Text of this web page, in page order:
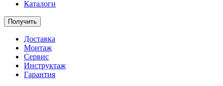
Каталоги
Получить
Доставка
Монтаж
Сервис
Инструктаж
Гарантия